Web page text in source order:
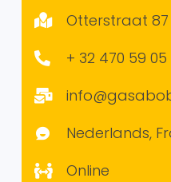
Otterstraat 87
+ 32 470 59 05
Nederlands,
Online